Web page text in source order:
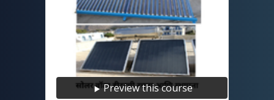
Preview this course